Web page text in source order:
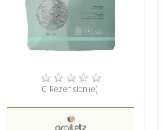
VERFÜGBAR
0 Rezension(e)